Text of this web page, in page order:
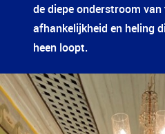
de diepe onderstroom
afhankelijkheid en heling
heen loopt.